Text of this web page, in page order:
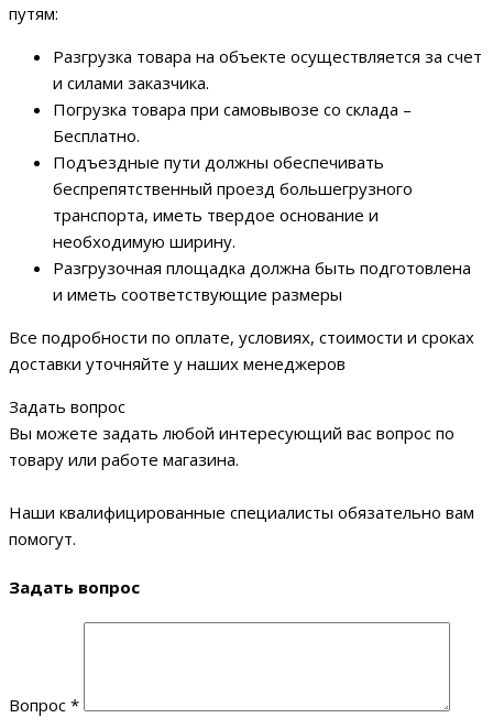
путям:
Разгрузка товара на объекте осуществляется за счет
и силами заказчика.
Погрузка товара при самовывозе со склада –
Бесплатно.
Подъездные пути должны обеспечивать
беспрепятственный проезд большегрузного
транспорта, иметь твердое основание и
необходимую ширину.
Разгрузочная площадка должна быть подготовлена
и иметь соответствующие размеры
Все подробности по оплате, условиях, стоимости и сроках
доставки уточняйте у наших менеджеров
Задать вопрос
Вы можете задать любой интересующий вас вопрос по
товару или работе магазина.
Наши квалифицированные специалисты обязательно вам
помогут.
Задать вопрос
Вопрос *